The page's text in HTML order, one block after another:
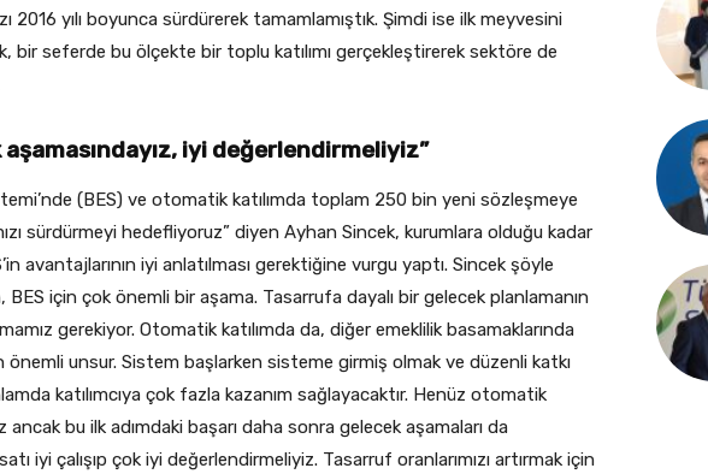
2016 yılı boyunca sürdürerek tamamlamıştık. Şimdi ise ilk meyvesini
bir seferde bu ölçekte bir toplu katılımı gerçekleştirerek sektöre de
aşamasındayız, iyi değerlendirmeliyiz”
(BES) ve otomatik katılımda toplam 250 bin yeni sözleşmeye
sürdürmeyi hedefliyoruz” diyen Ayhan Sincek, kurumlara olduğu kadar
avantajlarının iyi anlatılması gerektiğine vurgu yaptı. Sincek şöyle
BES için çok önemli bir aşama. Tasarrufa dayalı bir gelecek planlamanın
gerekiyor. Otomatik katılımda da, diğer emeklilik basamaklarında
önemli unsur. Sistem başlarken sisteme girmiş olmak ve düzenli katkı
katılımcıya çok fazla kazanım sağlayacaktır. Henüz otomatik
ancak bu ilk adımdaki başarı daha sonra gelecek aşamaları da
iyi çalışıp çok iyi değerlendirmeliyiz. Tasarruf oranlarımızı artırmak için